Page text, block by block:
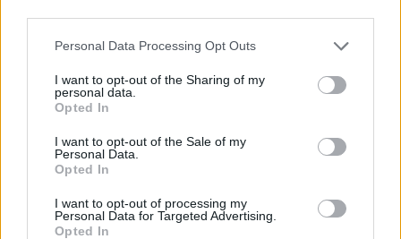
Personal Data Processing Opt Outs
I want to opt-out of the Sharing of my
personal data.
Opted In
I want to opt-out of the Sale of my
Personal Data.
Opted In
I want to opt-out of processing my
Personal Data for Targeted Advertising.
Opted In